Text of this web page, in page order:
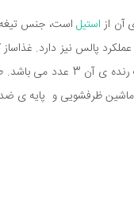
استیلاست، جنس
پالس نیز دارد.
ماشین ظرفشویی و پایه ی